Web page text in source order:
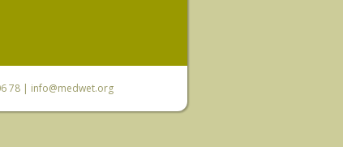
78 | info@medwet.org